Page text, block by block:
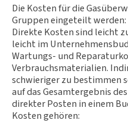
Die Kosten für die
Gruppen eingeteilt
Direkte Kosten sind leicht
leicht im
Wartungs- und
Verbrauchsmaterialien.
schwieriger zu bestimmen
auf das Gesamtergebnis
direkter Posten in einem
Kosten gehören: